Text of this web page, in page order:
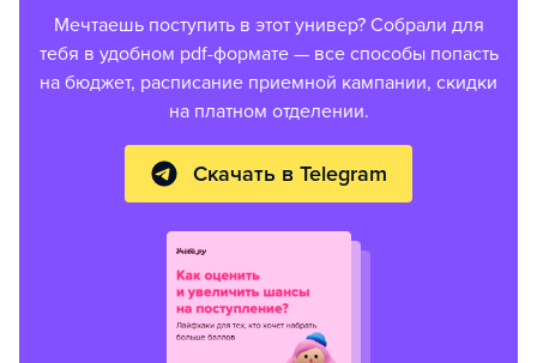
Мечтаешь поступить в этот универ? Собрали для
тебя в удобном pdf-формате — все способы попасть
на бюджет, расписание приемной кампании, скидки
на платном отделении.
Скачать в Telegram